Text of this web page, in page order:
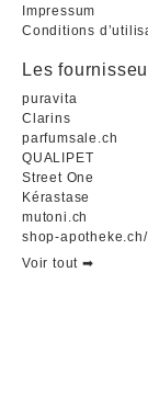
Impressum
Conditions
Les
puravita
Clarins
parfumsale.ch
QUALIPET
Street One
Kérastase
mutoni.ch
shop-
Voir tout ➡︎